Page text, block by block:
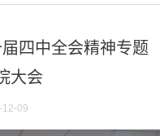
四中全会精神专题
大会
12-09